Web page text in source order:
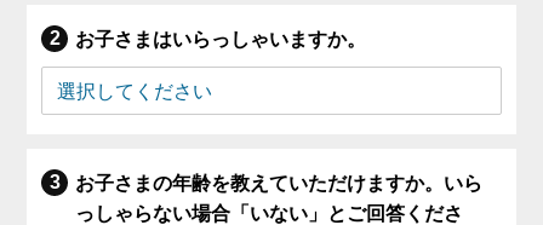
お子さまはいらっしゃいますか。
お子さまの年齢を教えていただけますか。いら
っしゃらない場合「いない」とご回答くださ